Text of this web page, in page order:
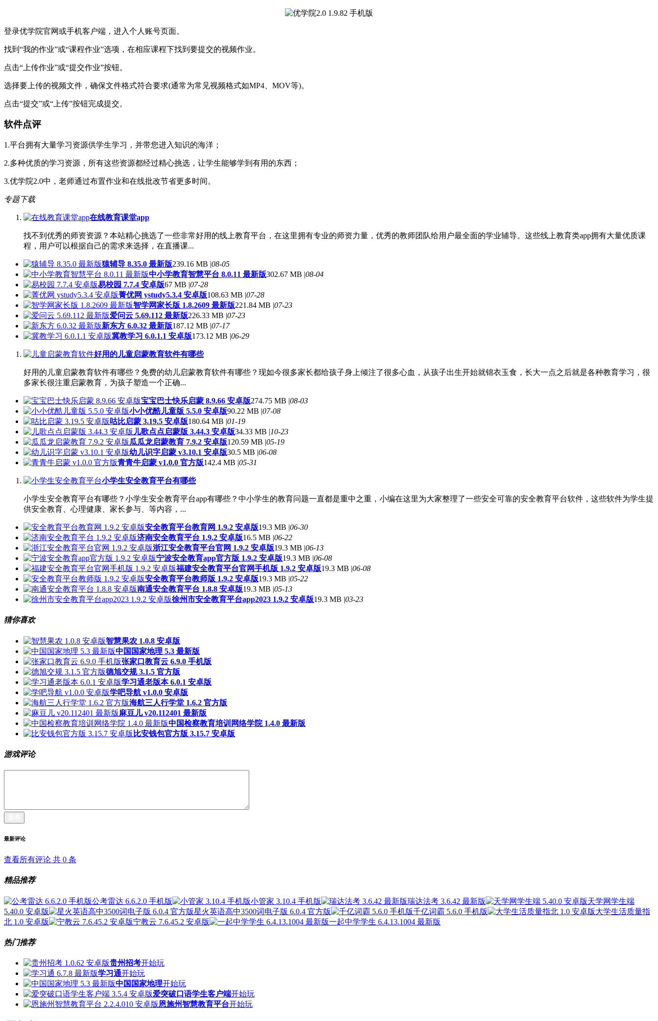
登录优学院官网或手机客户端，进入个人账号页面。
找到“我的作业”或“课程作业”选项，在相应课程下找到要提交的视频作业。
点击“上传作业”或“提交作业”按钮。
选择要上传的视频文件，确保文件格式符合要求(通常为常见视频格式如MP4、MOV等)。
点击“提交”或“上传”按钮完成提交。
软件点评
1.平台拥有大量学习资源供学生学习，并带您进入知识的海洋；
2.多种优质的学习资源，所有这些资源都经过精心挑选，让学生能够学到有用的东西；
3.优学院2.0中，老师通过布置作业和在线批改节省更多时间。
专题下载
在线教育课堂app
找不到优秀的师资资源？本站精心挑选了一些非常好用的线上教育平台，在这里拥有专业的师资力量，优秀的教师团队给用户最全面的学业辅导。这些线上教育类app拥有大量优质课
程，用户可以根据自己的需求来选择，在直播课...
猿辅导 8.35.0 最新版239.16 MB |08-05
中小学教育智慧平台 8.0.11 最新版302.67 MB |08-04
易校园 7.7.4 安卓版67 MB |07-28
菁优网 ystudy5.3.4 安卓版108.63 MB |07-28
智学网家长版 1.8.2609 最新版221.84 MB |07-23
爱问云 5.69.112 最新版226.33 MB |07-23
新东方 6.0.32 最新版187.12 MB |07-17
冀教学习 6.0.1.1 安卓版173.12 MB |06-29
好用的儿童启蒙教育软件有哪些
好用的儿童启蒙教育软件有哪些？免费的幼儿启蒙教育软件有哪些？现如今很多家长都给孩子身上倾注了很多心血，从孩子出生开始就锦衣玉食，长大一点之后就是各种教育学习，很
多家长很注重启蒙教育，为孩子塑造一个正确...
宝宝巴士快乐启蒙 8.9.66 安卓版274.75 MB |08-03
小小优酷儿童版 5.5.0 安卓版90.22 MB |07-08
咕比启蒙 3.19.5 安卓版180.64 MB |01-19
儿歌点点启蒙版 3.44.3 安卓版34.33 MB |10-23
瓜瓜龙启蒙教育 7.9.2 安卓版120.59 MB |05-19
幼儿识字启蒙 v3.10.1 安卓版30.5 MB |06-08
青青牛启蒙 v1.0.0 官方版142.4 MB |05-31
小学生安全教育平台有哪些
小学生安全教育平台有哪些？小学生安全教育平台app有哪些？中小学生的教育问题一直都是重中之重，小编在这里为大家整理了一些安全可靠的安全教育平台软件，这些软件为学生提
供安全教育、心理健康、家长参与、等内容，...
安全教育平台教育网 1.9.2 安卓版19.3 MB |06-30
济南安全教育平台 1.9.2 安卓版16.5 MB |06-22
浙江安全教育平台官网 1.9.2 安卓版19.3 MB |06-13
宁波安全教育app官方版 1.9.2 安卓版19.3 MB |06-08
福建安全教育平台官网手机版 1.9.2 安卓版19.3 MB |06-08
安全教育平台教师版 1.9.2 安卓版19.3 MB |05-22
南通安全教育平台 1.8.8 安卓版19.3 MB |05-13
徐州市安全教育平台app2023 1.9.2 安卓版19.3 MB |03-23
猜你喜欢
智慧果农 1.0.8 安卓版
中国国家地理 5.3 最新版
张家口教育云 6.9.0 手机版
德旭交规 3.1.5 官方版
学习通老版本 6.0.1 安卓版
学吧导航 v1.0.0 安卓版
海航三人行学堂 1.6.2 官方版
麻豆儿 v20.112401 最新版
中国检察教育培训网络学院 1.4.0 最新版
比安钱包官方版 3.15.7 安卓版
游戏评论
最新评论
查看所有评论 共 0 条
精品推荐
公考雷达 6.6.2.0 手机版 小管家 3.10.4 手机版 瑞达法考 3.6.42 最新版
天学网学生端
5.40.0 安卓版
星火英语高中3500词电子版 6.0.4 官方版 千亿词霸 5.6.0 手机版
大学生活质量指
北 1.0 安卓版
宁教云 7.6.45.2 安卓版 一起中学学生 6.4.13.1004 最新版
热门推荐
贵州招考开始玩
学习通开始玩
中国国家地理开始玩
爱突破口语学生客户端开始玩
恩施州智慧教育平台开始玩